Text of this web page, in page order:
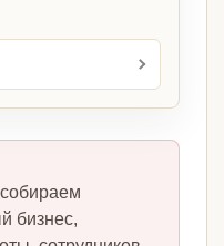
бизнес,